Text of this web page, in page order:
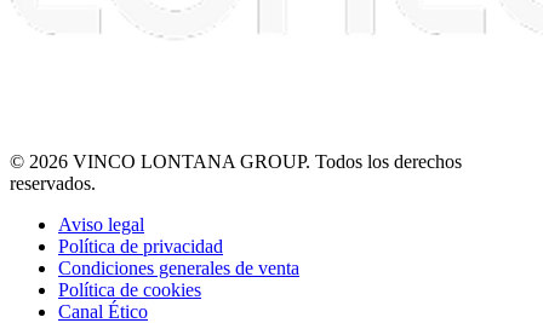
© 2026 VINCO LONTANA GROUP. Todos los derechos
reservados.
Aviso legal
Política de privacidad
Condiciones generales de venta
Política de cookies
Canal Ético